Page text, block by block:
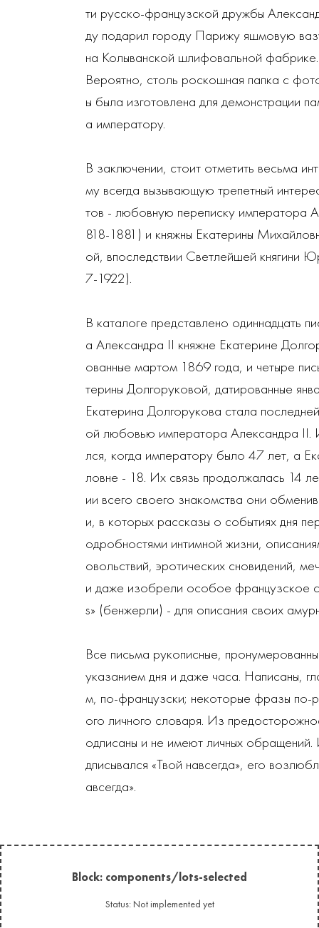
ти русско-французской дружбы
ду подарил городу Парижу яшмовую
на Колыванской шлифовальной фабрике.
Вероятно, столь роскошная папка с
ы была изготовлена для демонстрации
а императору.
В заключении, стоит отметить весьма
му всегда вызывающую трепетный
тов - любовную переписку императора
818-1881) и княжны Екатерины
ой, впоследствии Светлейшей княгини
7-1922).
В каталоге представлено одиннадцать
а Александра II княжне Екатерине
ованные мартом 1869 года, и четыре
терины Долгоруковой, датированные
Екатерина Долгорукова стала
ой любовью императора Александра II.
лся, когда императору было 47 лет, а
ловне - 18. Их связь продолжалась 14
ии всего своего знакомства они
и, в которых рассказы о событиях дня
одробностями интимной жизни,
овольствий, эротических сновидений,
и даже изобрели особое французское
s» (бенжерли) - для описания своих
Все письма рукописные,
указанием дня и даже часа. Написаны,
м, по-французски; некоторые фразы по-
ого личного словаря. Из
одписаны и не имеют личных
дписывался «Твой навсегда», его
авсегда».
Block: components/lots-selected
Status: Not implemented yet